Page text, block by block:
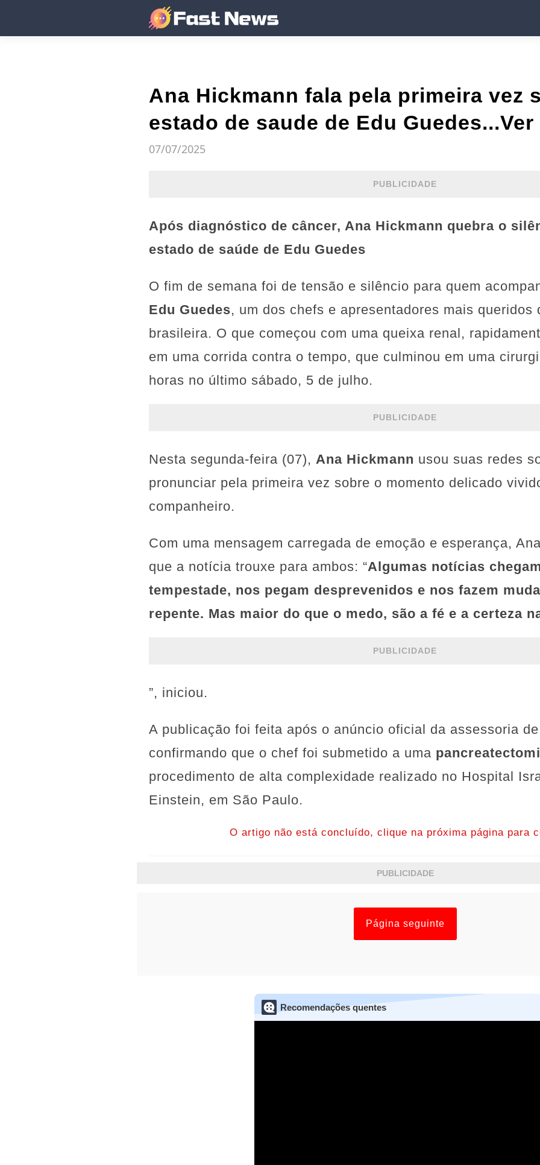
Ana Hickmann fala pela primeira vez
estado de saude de Edu
07/07/2025
PUBLICIDADE
Após diagnóstico de câncer, Ana Hickmann quebra o
estado de saúde de Edu Guedes
O fim de semana foi de tensão e silêncio para quem
Edu Guedes, um dos chefs e apresentadores mais queridos
brasileira. O que começou com uma queixa renal,
em uma corrida contra o tempo, que culminou em uma
horas no último sábado, 5 de julho.
PUBLICIDADE
Nesta segunda-feira (07), Ana Hickmann usou suas redes
pronunciar pela primeira vez sobre o momento delicado
companheiro.
Com uma mensagem carregada de emoção e esperança,
que a notícia trouxe para ambos: “Algumas notícias
tempestade, nos pegam desprevenidos e nos fazem
repente. Mas maior do que o medo, são a fé e a certeza
PUBLICIDADE
”, iniciou.
A publicação foi feita após o anúncio oficial da assessoria
confirmando que o chef foi submetido a uma
procedimento de alta complexidade realizado no Hospital
Einstein, em São Paulo.
O artigo não está concluído, clique na próxima página para
PUBLICIDADE
Página seguinte
Recomendações quentes